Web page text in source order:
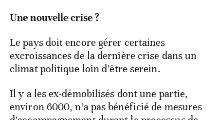
Une nouvelle crise ?
Le pays doit encore gérer certaines
excroissances de la dernière crise dans un
climat politique loin d’être serein.
Il y a les ex-démobilisés dont une partie,
environ 6000, n’a pas bénéficié de mesures